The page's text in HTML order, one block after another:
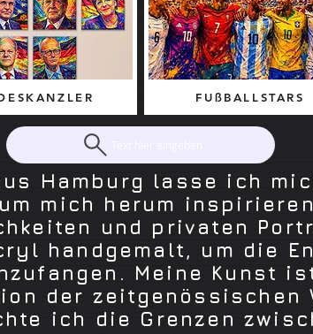
FUßBALLSTARS
Hamburg lasse ich
mich herum
und privaten
handgemalt, um die
Meine Kunst
der zeitgenössischen
ich die Grenzen